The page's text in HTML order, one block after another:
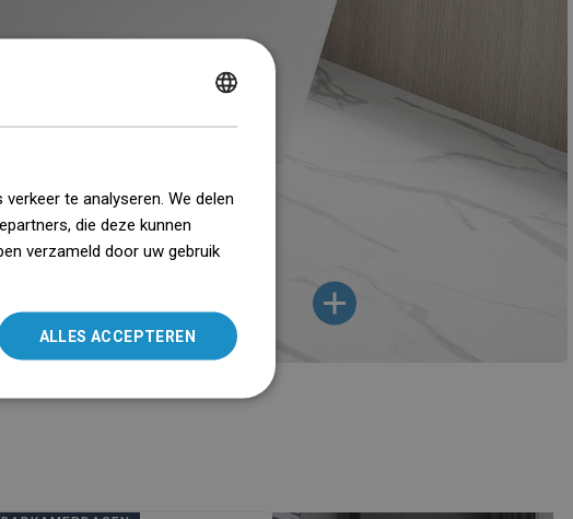
SLOVAK
ROMANIAN
HUNGARIAN
FRENCH
te analyseren. We delen
die deze kunnen
verzameld door uw gebruik
ALLES ACCEPTEREN